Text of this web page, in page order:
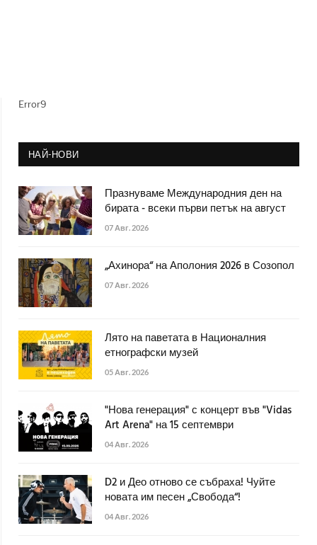
Error9
НАЙ-НОВИ
Празнуваме Международния ден на
бирата - всеки първи петък на август
07 Авг. 2026
„Ахинора“ на Аполония 2026 в Созопол
07 Авг. 2026
Лято на паветата в Националния
етнографски музей
05 Авг. 2026
"Нова генерация" с концерт във "Vidas
Art Arena" на 15 септември
04 Авг. 2026
D2 и Део отново се събраха! Чуйте
новата им песен „Свобода“!
04 Авг. 2026